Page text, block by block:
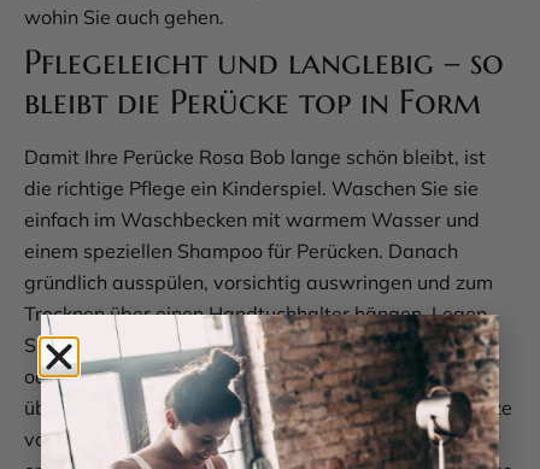
wohin Sie auch gehen.
Pflegeleicht und langlebig – so
bleibt die Perücke top in Form
Damit Ihre Perücke Rosa Bob lange schön bleibt, ist
die richtige Pflege ein Kinderspiel. Waschen Sie sie
einfach im Waschbecken mit warmem Wasser und
einem speziellen Shampoo für Perücken. Danach
gründlich ausspülen, vorsichtig auswringen und zum
Trocknen über einen Handtuchhalter hängen. Legen
Sie ein Handtuch darunter, um Tropfen aufzufangen,
oder trocknen Sie die Perücke mit einem kalten Föhn
über dem Waschbecken. Wichtig: Vermeiden Sie Hitze
von Lockenstäben oder Glätteisen, da das Kunsthaar